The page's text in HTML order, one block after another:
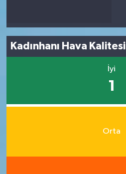
Kadınhanı Hava Kalitesi
İyi
1
Orta